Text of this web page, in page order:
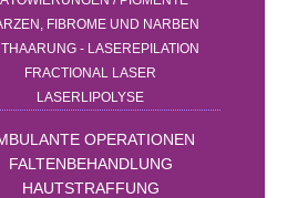
FIBROME UND NARBEN
- LASEREPILATION
FRACTIONAL LASER
LASERLIPOLYSE
OPERATIONEN
FALTENBEHANDLUNG
HAUTSTRAFFUNG